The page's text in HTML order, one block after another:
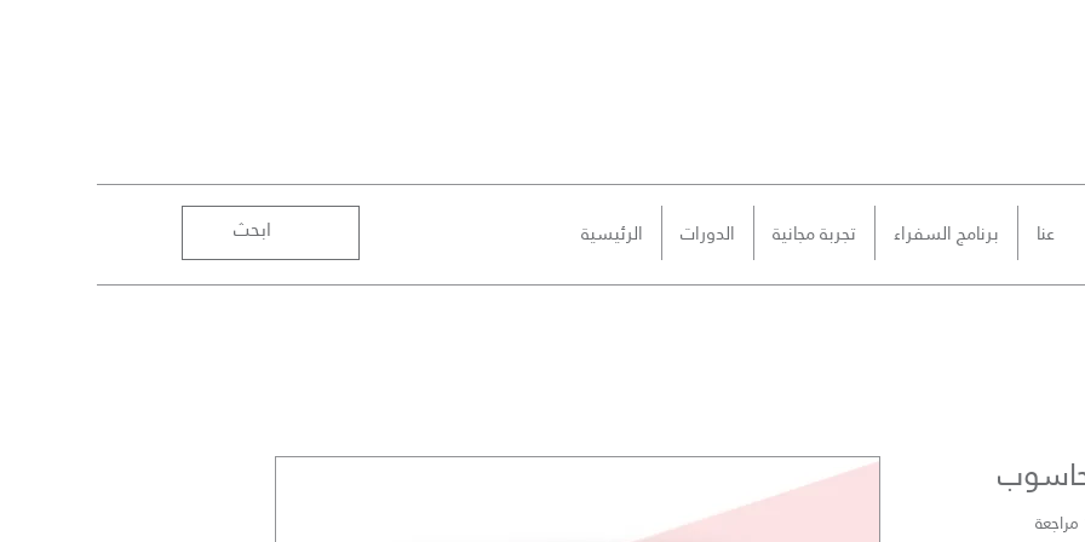
الرئيسية الدورات تجربة مجانية برنامج السفراء عنا
Rating is 5.0 out of five